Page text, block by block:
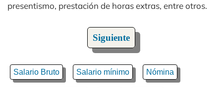
presentismo, prestación de horas extras, entre otros.
Siguiente
Salario Bruto Salario mínimo Nómina